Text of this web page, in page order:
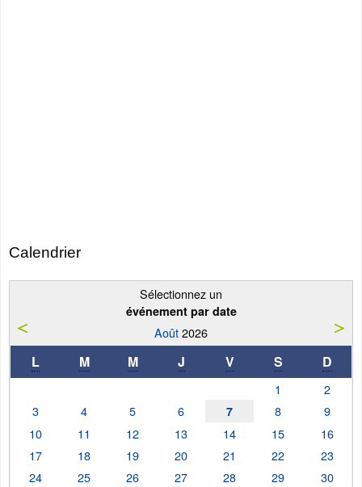
Calendrier
Sélectionnez un
événement par date
Août2026
L M M J V S D
1
2
3
4 5 6 7 8
9
10
11 12 13 14 15
16
17
18 19 20 21 22
23
24
25 26 27 28 29
30